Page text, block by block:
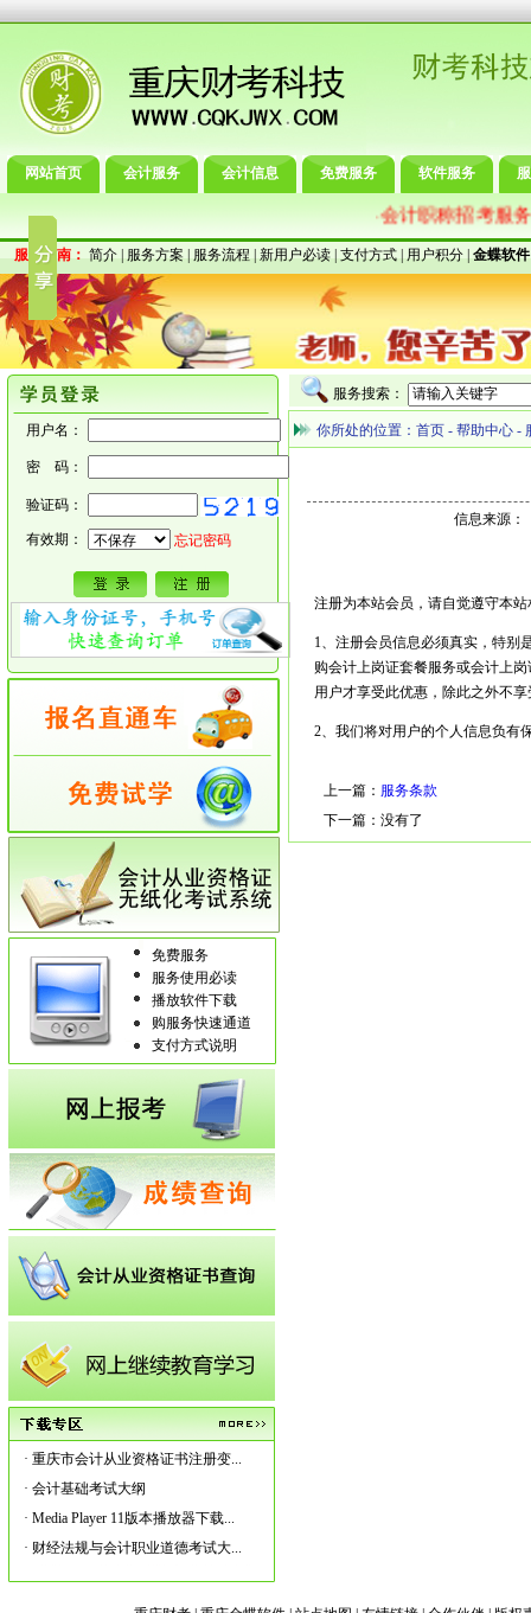
网站首页 会计服务 会计信息 免费服务 软件服务
会计职称招考服务
服务指南： 简介|服务方案|服务流程|新用户必读|支付方式|用户积分|金蝶软件
用户名：
密 码：
验证码：
有效期： 忘记密码
免费服务
服务使用必读
播放软件下载
购服务快速通道
支付方式说明
· 重庆市会计从业资格证书注册变...
· 会计基础考试大纲
· Media Player 11版本播放器下载...
· 财经法规与会计职业道德考试大...
服务搜索：
你所处的位置： 首页 - 帮助中心 -
信息来源：
注册为本站会员，请自觉遵守本
1、注册会员信息必须真实，特别
购会计上岗证套餐服务或会计上
用户才享受此优惠，除此之外不
2、我们将对用户的个人信息负有
上一篇： 服务条款
下一篇：没有了